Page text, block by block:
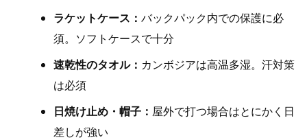
ラケットケース：バックパック内での保護に必
須。ソフトケースで十分
速乾性のタオル： カンボジアは高温多湿。汗対策
は必須
日焼け止め・帽子： 屋外で打つ場合はとにかく日
差しが強い